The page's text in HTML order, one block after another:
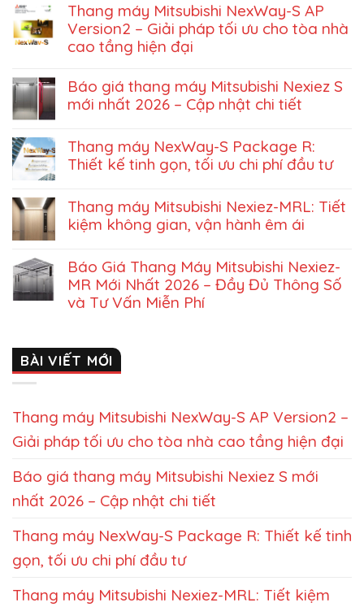
Thang máy Mitsubishi NexWay-S AP
Version2 – Giải pháp tối ưu cho tòa nhà
cao tầng hiện đại
Báo giá thang máy Mitsubishi Nexiez S
mới nhất 2026 – Cập nhật chi tiết
Thang máy NexWay-S Package R:
Thiết kế tinh gọn, tối ưu chi phí đầu tư
Thang máy Mitsubishi Nexiez-MRL: Tiết
kiệm không gian, vận hành êm ái
Báo Giá Thang Máy Mitsubishi Nexiez-
MR Mới Nhất 2026 – Đầy Đủ Thông Số
và Tư Vấn Miễn Phí
BÀI VIẾT MỚI
Thang máy Mitsubishi NexWay-S AP Version2 –
Giải pháp tối ưu cho tòa nhà cao tầng hiện đại
Báo giá thang máy Mitsubishi Nexiez S mới
nhất 2026 – Cập nhật chi tiết
Thang máy NexWay-S Package R: Thiết kế tinh
gọn, tối ưu chi phí đầu tư
Thang máy Mitsubishi Nexiez-MRL: Tiết kiệm